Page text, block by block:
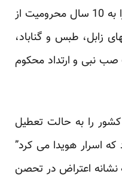
دادگاه عمومی تهران، آقاجری را به 10 سال محرومیت از
زابل، طبس و گناباد،
صب نبی و ارتداد محکوم
را به حالت تعطیل
اسرار هویدا می کرد”
نشانه اعتراض در تحصن